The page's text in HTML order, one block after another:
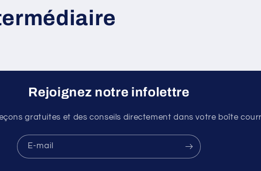
Rejoignez notre infolettre
gratuites et des conseils directement dans votre boîte
E-mail